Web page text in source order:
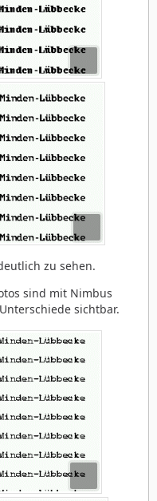
zu sehen.
sind mit Nimbus
sichtbar.